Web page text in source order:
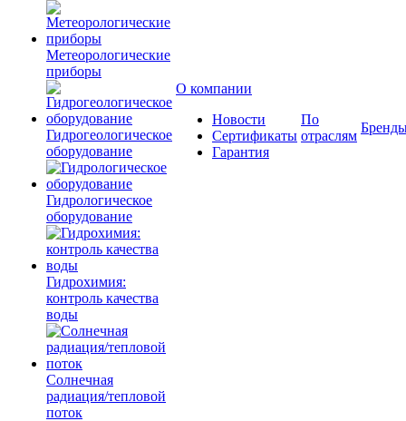
Метеорологические
приборы
Гидрогеологическое
оборудование
Гидрологическое
оборудование
Гидрохимия:
контроль качества
воды
Солнечная
радиация/тепловой
поток
О компании
Новости
Сертификаты
Гарантия
По
отраслям